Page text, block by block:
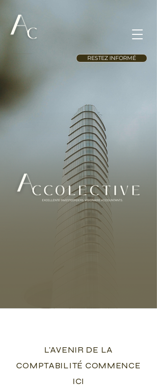
RESTEZ INFORMÉ
L'AVENIR DE LA
COMPTABILITÉ COMMENCE
ICI